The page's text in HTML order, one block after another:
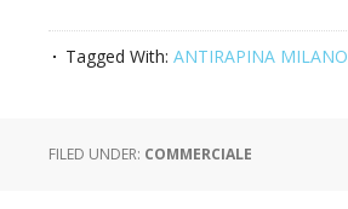
Tagged With: ANTIRAPINA MILANO
FILED UNDER: COMMERCIALE